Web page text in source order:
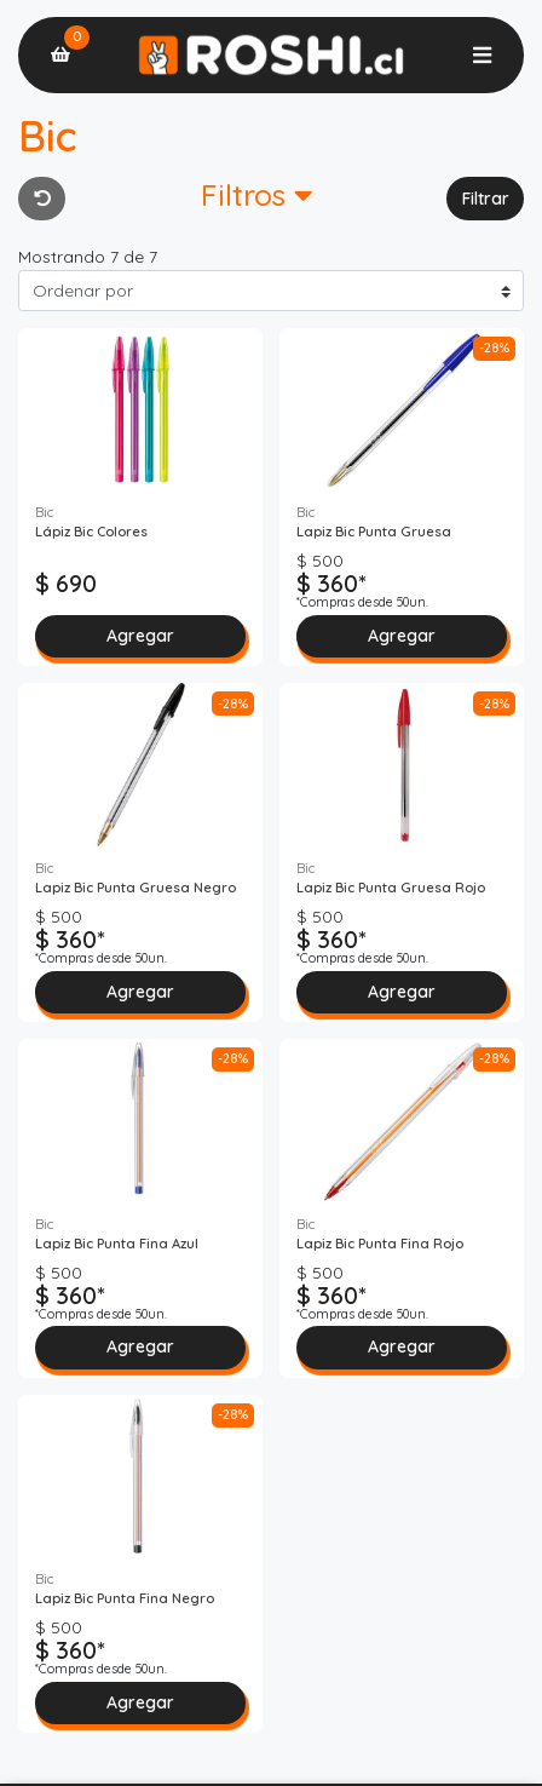
0
Bic
Filtros Filtrar
Mostrando 7 de 7
Bic
Lápiz Bic Colores
$ 690
Agregar
-28%
Bic
Lapiz Bic Punta Gruesa
$ 500
$ 360*
*Compras desde 50un.
Agregar
-28%
Bic
Lapiz Bic Punta Gruesa Negro
$ 500
$ 360*
*Compras desde 50un.
Agregar
-28%
Bic
Lapiz Bic Punta Gruesa Rojo
$ 500
$ 360*
*Compras desde 50un.
Agregar
-28%
Bic
Lapiz Bic Punta Fina Azul
$ 500
$ 360*
*Compras desde 50un.
Agregar
-28%
Bic
Lapiz Bic Punta Fina Rojo
$ 500
$ 360*
*Compras desde 50un.
Agregar
-28%
Bic
Lapiz Bic Punta Fina Negro
$ 500
$ 360*
*Compras desde 50un.
Agregar